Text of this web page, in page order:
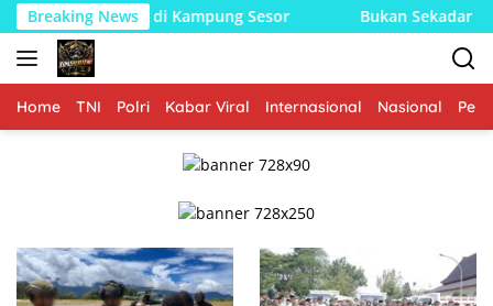
Langsung
ke
konten
Breaking News
Sesor Bukan Sekadar Menjaga Keamanan,
Home TNI Polri Kabar Viral Internasional Nasional